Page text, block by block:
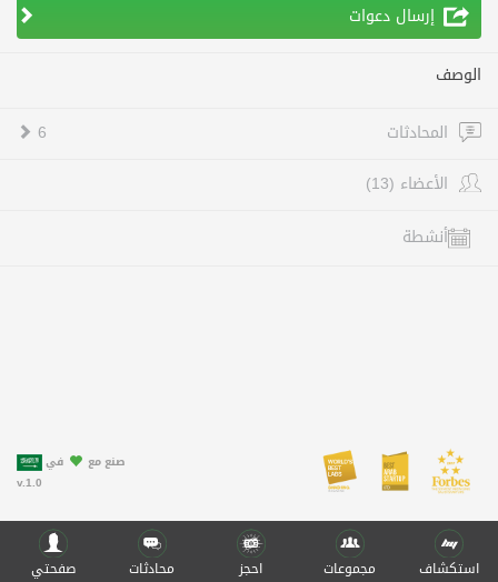
إرسال دعوات
الوصف
المحادثات
6
الأعضاء (13)
أنشطة
صنع مع
في
v.1.0
استكشاف مجموعات احجز محادثات صفحتي